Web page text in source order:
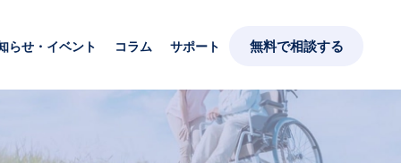
らせ・イベント コラム サポート 無料で相談する